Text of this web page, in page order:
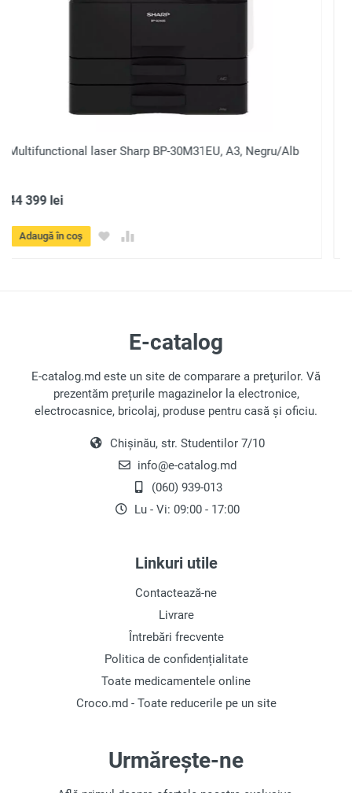
Multifunctional laser Sharp BP-20M31EU, A3, Negru/Alb
29 835 lei
Adaugă în coș
E-catalog
E-catalog.md este un site de comparare a preţurilor. Vă
prezentăm prețurile magazinelor la electronice,
electrocasnice, bricolaj, produse pentru casă și oficiu.
Chișinău, str. Studentilor 7/10
info@e-catalog.md
(060) 939-013
Lu - Vi: 09:00 - 17:00
Linkuri utile
Contactează-ne
Livrare
Întrebări frecvente
Politica de confidențialitate
Toate medicamentele online
Croco.md - Toate reducerile pe un site
Urmărește-ne